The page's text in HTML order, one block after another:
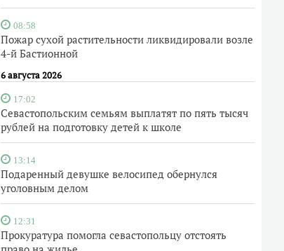
08:58
Пожар сухой растительности ликвидировали возле
4-й Бастионной
6 августа 2026
17:02
Севастопольским семьям выплатят по пять тысяч
рублей на подготовку детей к школе
13:14
Подаренный девушке велосипед обернулся
уголовным делом
12:31
Прокуратура помогла севастопольцу отстоять